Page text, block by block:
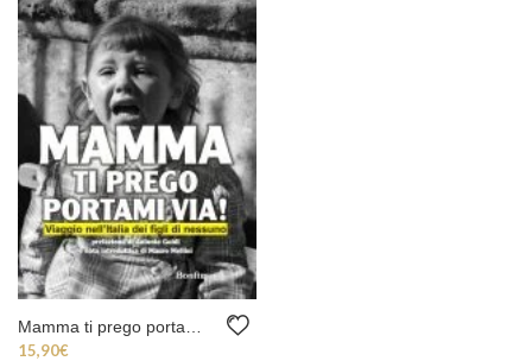
15,90€